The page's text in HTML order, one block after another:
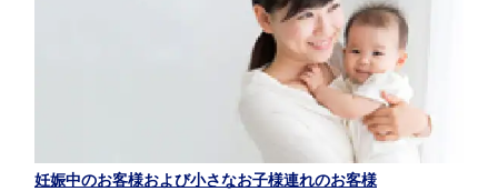
妊娠中のお客様および小さなお子様連れのお客様